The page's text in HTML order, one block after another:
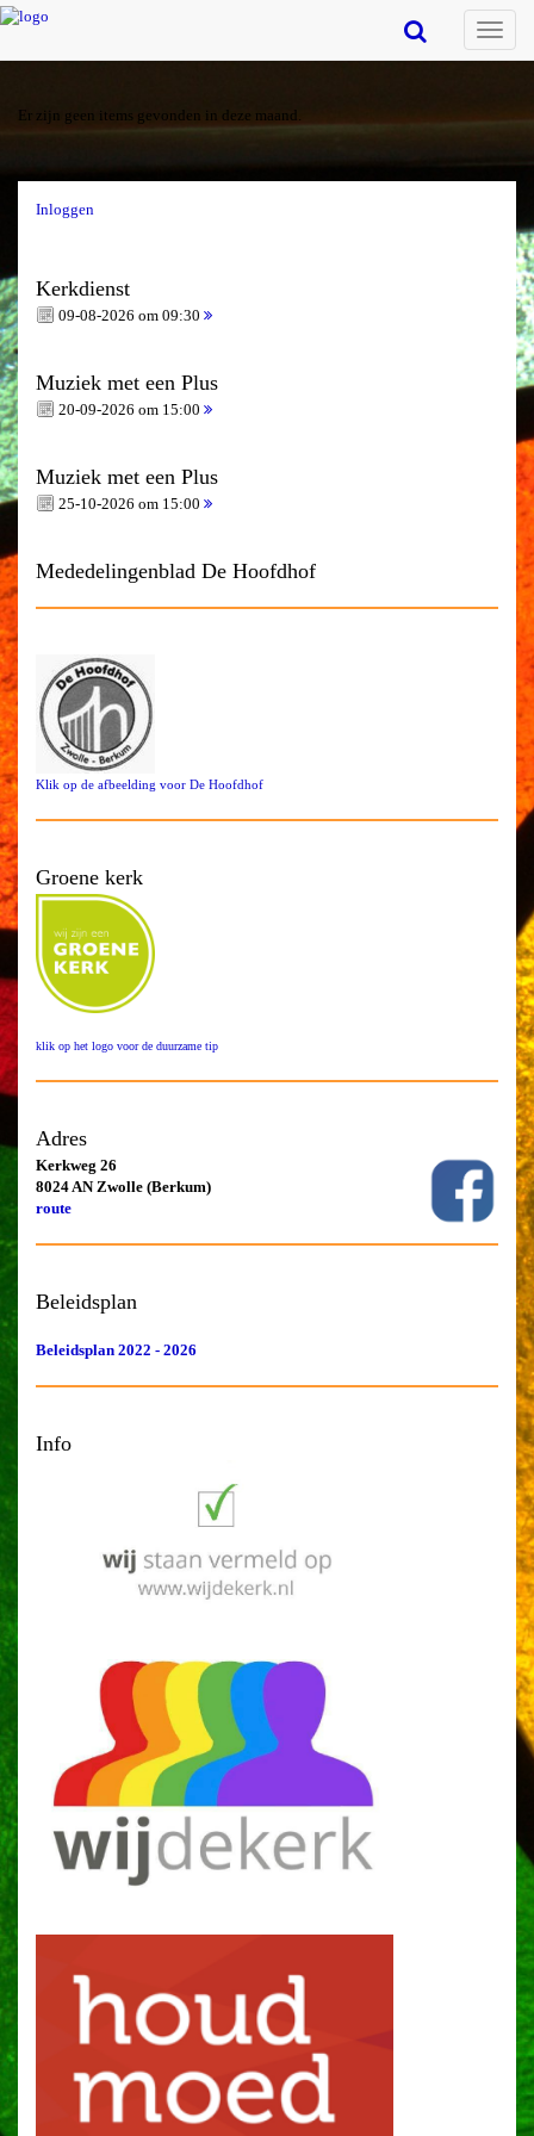
Toggle
Er zijn geen items gevonden in deze maand.
Inloggen
Kerkdienst
09-08-2026 om 09:30
Muziek met een Plus
20-09-2026 om 15:00
Muziek met een Plus
25-10-2026 om 15:00
Mededelingenblad De Hoofdhof
Klik op de afbeelding voor De Hoofdhof
Groene kerk
klik op het logo voor de duurzame tip
Adres
Kerkweg 26
8024 AN Zwolle (Berkum)
route
Beleidsplan
Beleidsplan 2022 - 2026
Info